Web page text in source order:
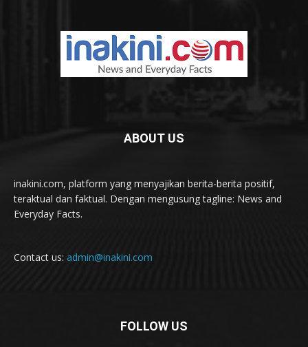
ABOUT US
inakini.com, platform yang menyajikan berita-berita positif,
teraktual dan faktual. Dengan mengusung tagline: News and
Everyday Facts.
Contact us: admin@inakini.com
FOLLOW US